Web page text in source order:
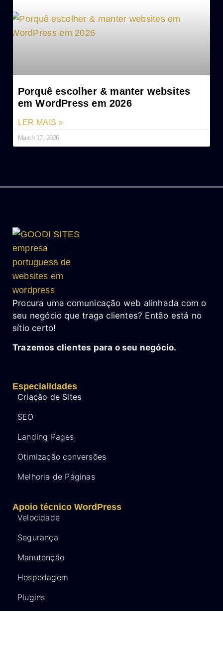
Porquê escolher & manter websites
em WordPress em 2026
LER MAIS »
March 17, 2026
Procura uma comunicação web alinhada com o
seu negócio que traga clientes? Então está no
sítio certo!
Trazemos clientes para o seu negócio.
Especialidades
Criação de Sites
SEO
Landing Pages
Otimização conversões
Melhoria de Páginas
Apoio técnico WordPress
Velocidade
Segurança
Manutenção
Hospedagem
Plugins